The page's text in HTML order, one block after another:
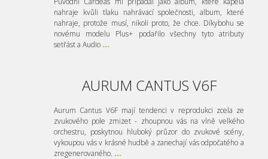
nahraje kvůli tlaku nahrávací společnosti, album, které
nahraje, protože musí, nikoli proto, že chce. Díkybohu se
novému modelu Plus+ podařilo všechny tyto atributy
setřást a Audio ...
AURUM CANTUS V6F
Aurum Cantus V6F mají tendenci v reprodukci zcela ze
zvukového pole zmizet - zhoupnou vás na vlně velkého
orchestru, poskytnou hluboký průzor do zvukové scény,
vykoupou vás v krásné hudbě a zanechají vás odpočatého a
zregenerovaného. ...